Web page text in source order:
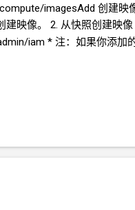
imagesAdd 创建
映像。 2. 从快照创建映像
iam * 注：如果你添加